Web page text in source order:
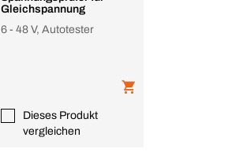
Gleichspannung
6 - 48 V, Autotester
Dieses Produkt
vergleichen